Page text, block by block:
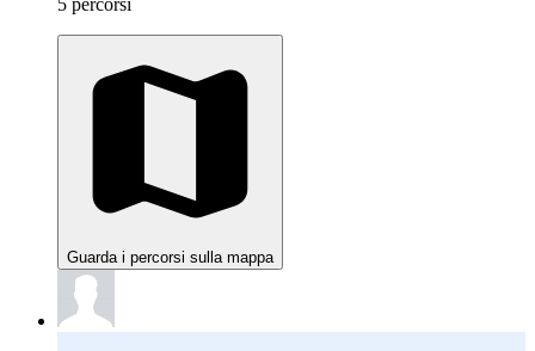
5 percorsi
Guarda i percorsi sulla mappa